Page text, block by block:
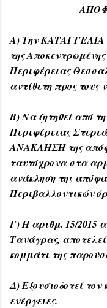
Α) Την ΚΑΤΑΓΓΕΛΙΑ
της Αποκεντρωμένης
Περιφέρειας
αντίθετη προς τους
Β) Να ζητηθεί από
Περιφέρειας
ΑΝΑΚΛΗΣΗ της
ταυτόχρονα στα
ανάκληση της
Περιβαλλοντικών
Γ) Η αριθμ. 15/2015
Τανάγρας,
κομμάτι της
Δ) Εξουσιοδοτεί
ενέργειες.